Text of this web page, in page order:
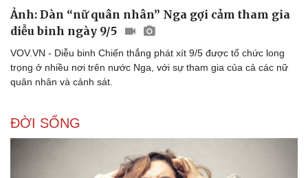
Sân khấu - Điện ảnh
Văn học
Di sản
Nghệ sĩ
Ảnh: Dàn “nữ quân nhân” Nga gợi cảm tham gia
diễu binh ngày 9/5
VOV.VN - Diễu binh Chiến thắng phát xít 9/5 được tổ chức long
trọng ở nhiều nơi trên nước Nga, với sự tham gia của cả các nữ
quân nhân và cảnh sát.
ĐỜI SỐNG